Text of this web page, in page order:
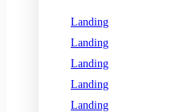
Landing
Landing
Landing
Landing
Landing